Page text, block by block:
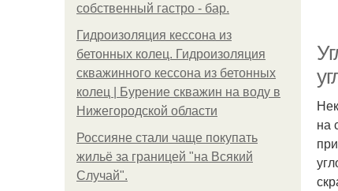
собственный гастро - бар.
Гидроизоляция кессона из
бетонных колец. Гидроизоляция
скважинного кессона из бетонных
колец | Бурение скважин на воду в
Нижегородской области
Россияне стали чаще покупать
жильё за границей "на Всякий
Случай".
на